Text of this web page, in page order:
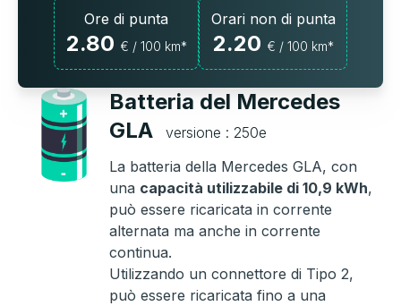
Ore di punta
2.80 € / 100 km*
Orari non di punta
2.20 € / 100 km*
Batteria del Mercedes
GLA
versione : 250e
La batteria della Mercedes GLA, con
una capacità utilizzabile di 10,9 kWh,
può essere ricaricata in corrente
alternata ma anche in corrente
continua.
Utilizzando un connettore di Tipo 2,
può essere ricaricata fino a una